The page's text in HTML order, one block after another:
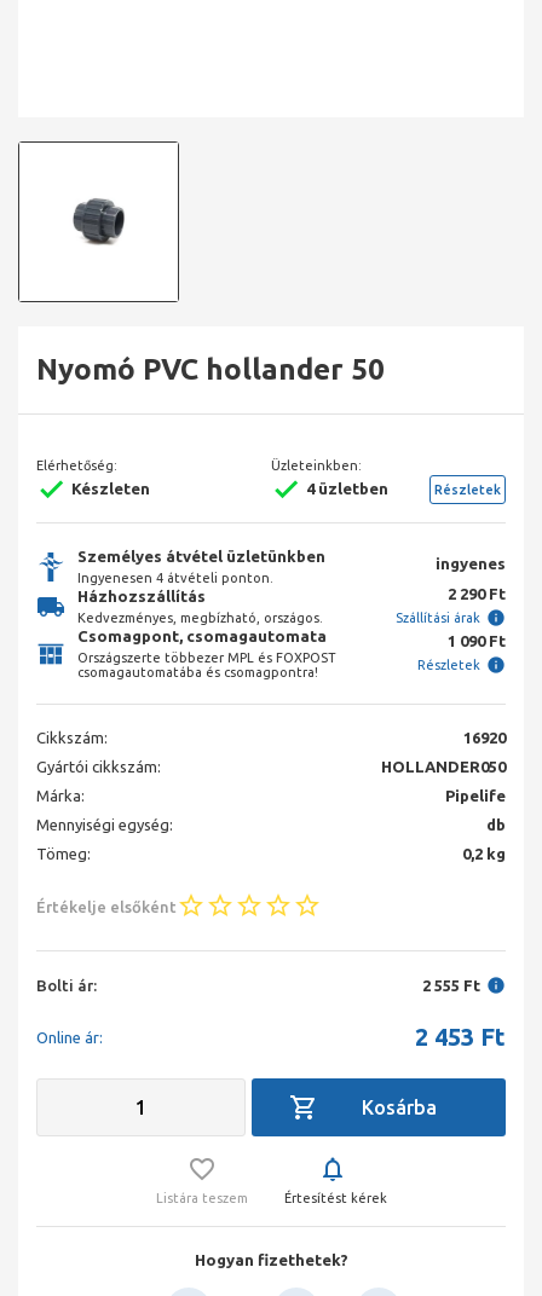
Nyomó PVC hollander 50
Elérhetőség:
Készleten
Üzleteinkben:
4 üzletben Részletek
Személyes átvétel üzletünkben
Ingyenesen 4 átvételi ponton.
ingyenes
Házhozszállítás
Kedvezményes, megbízható, országos.
2 290 Ft
Szállítási árak
Csomagpont, csomagautomata
Országszerte többezer MPL és FOXPOST
csomagautomatába és csomagpontra!
1 090 Ft
Részletek
Cikkszám:
16920
Gyártói cikkszám:
HOLLANDER050
Márka:
Pipelife
Mennyiségi egység:
db
Tömeg:
0,2 kg
Értékelje elsőként
Bolti ár: 2 555 Ft
Online ár: 2 453 Ft
Listára teszem Értesítést kérek
Hogyan fizethetek?